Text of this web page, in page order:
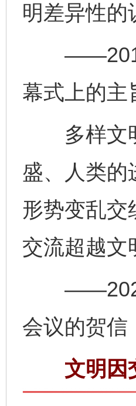
明差异性的
——2019
幕式上的主
多样文明
盛、人类的
形势变乱交
交流超越文
——2025
会议的贺信
文明因交